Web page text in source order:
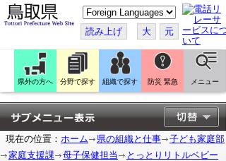
こ
の
ペ
ー
ジ
翻
訳
す
る
読み上げ 大 元
県外の方へ 分野で探す 組織で探す 防災 緊急 メニュー
現在の位置： ホーム 県の組織と仕事
子ども家庭部
家庭支援課
母子保健担当
とっとりリトルベビー